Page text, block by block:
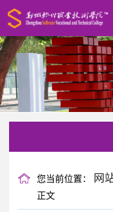
您当前位置： 网
正文